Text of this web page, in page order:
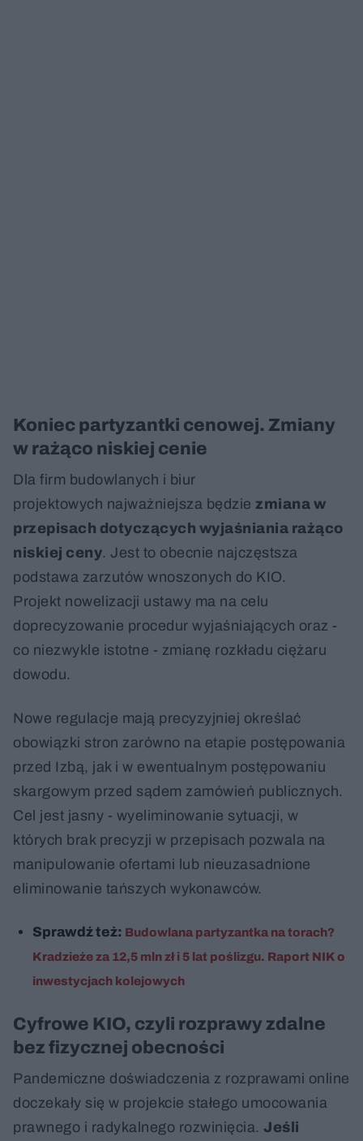
Koniec partyzantki cenowej. Zmiany
w rażąco niskiej cenie
Dla firm budowlanych i biur
projektowych najważniejsza będzie zmiana w
przepisach dotyczących wyjaśniania rażąco
niskiej ceny. Jest to obecnie najczęstsza
podstawa zarzutów wnoszonych do KIO.
Projekt nowelizacji ustawy ma na celu
doprecyzowanie procedur wyjaśniających oraz -
co niezwykle istotne - zmianę rozkładu ciężaru
dowodu.
Nowe regulacje mają precyzyjniej określać
obowiązki stron zarówno na etapie postępowania
przed Izbą, jak i w ewentualnym postępowaniu
skargowym przed sądem zamówień publicznych.
Cel jest jasny - wyeliminowanie sytuacji, w
których brak precyzji w przepisach pozwala na
manipulowanie ofertami lub nieuzasadnione
eliminowanie tańszych wykonawców.
Sprawdź też: Budowlana partyzantka na torach?
Kradzieże za 12,5 mln zł i 5 lat poślizgu. Raport NIK o
inwestycjach kolejowych
Cyfrowe KIO, czyli rozprawy zdalne
bez fizycznej obecności
Pandemiczne doświadczenia z rozprawami online
doczekały się w projekcie stałego umocowania
prawnego i radykalnego rozwinięcia. Jeśli